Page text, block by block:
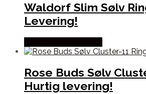
Waldorf Slim Sølv
Levering!
Rose Buds Sølv
Hurtig levering!